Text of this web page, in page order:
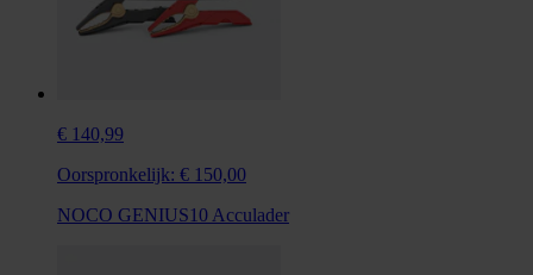
€ 140,99
Oorspronkelijk: € 150,00
NOCO GENIUS10 Acculader